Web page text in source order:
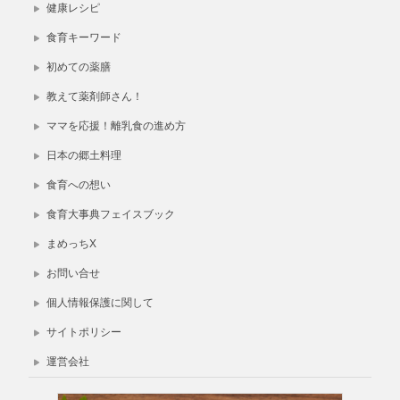
健康レシピ
食育キーワード
初めての薬膳
教えて薬剤師さん！
ママを応援！離乳食の進め方
日本の郷土料理
食育への想い
食育大事典フェイスブック
まめっちX
お問い合せ
個人情報保護に関して
サイトポリシー
運営会社